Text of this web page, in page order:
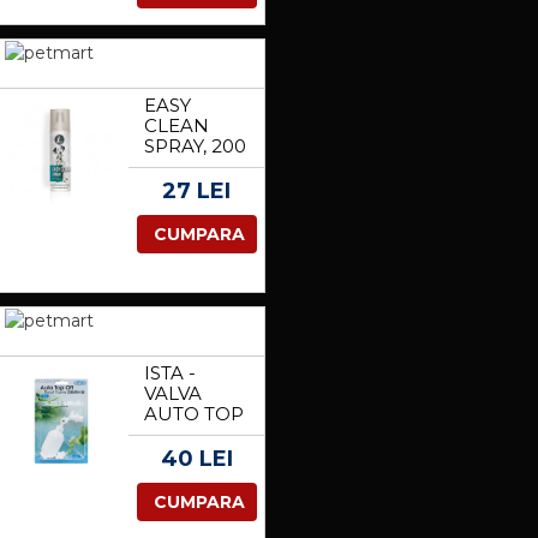
EASY
CLEAN
SPRAY, 200
ML
27 LEI
CUMPARA
ISTA -
VALVA
AUTO TOP
OFF
FLOAT
40 LEI
CUMPARA